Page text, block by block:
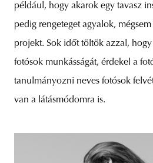
például, hogy akarok egy tavasz
pedig rengeteget agyalok,
projekt. Sok időt töltök azzal,
fotósok munkásságát, érdekel a
tanulmányozni neves fotósok
van a látásmódomra is.